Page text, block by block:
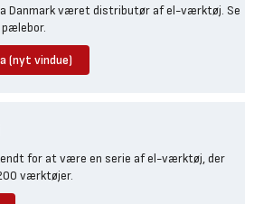
Danmark været distributør af el-værktøj. Se
(nyt vindue)
for at være en serie af el-værktøj, der
værktøjer.